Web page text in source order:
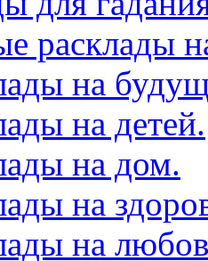
расклады
на
на детей.
на дом.
на
на